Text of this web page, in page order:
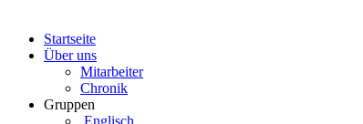
Startseite
Über uns
Mitarbeiter
Chronik
Gruppen
Englisch